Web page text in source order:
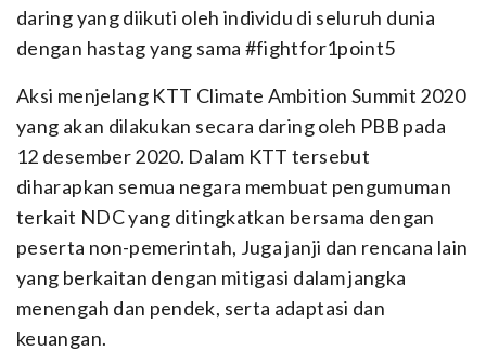
daring yang diikuti oleh individu di seluruh dunia
dengan hastag yang sama #fightfor1point5
Aksi menjelang KTT Climate Ambition Summit 2020
yang akan dilakukan secara daring oleh PBB pada
12 desember 2020. Dalam KTT tersebut
diharapkan semua negara membuat pengumuman
terkait NDC yang ditingkatkan bersama dengan
peserta non-pemerintah, Juga janji dan rencana lain
yang berkaitan dengan mitigasi dalam jangka
menengah dan pendek, serta adaptasi dan
keuangan.